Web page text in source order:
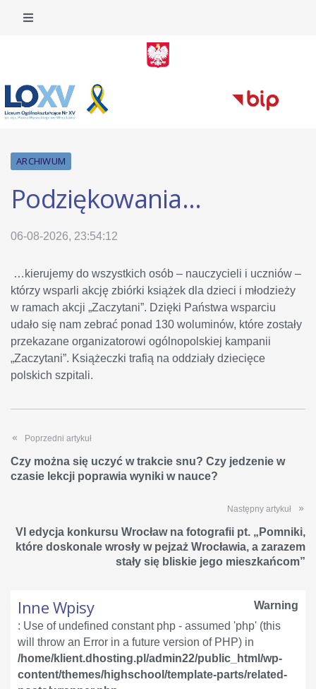
ARCHIWUM
Podziękowania...
06-08-2026, 23:54:12
…kierujemy do wszystkich osób – nauczycieli i uczniów –
którzy wsparli akcję zbiórki książek dla dzieci i młodzieży
w ramach akcji „Zaczytani”. Dzięki Państwa wsparciu
udało się nam zebrać ponad 130 woluminów, które zostały
przekazane organizatorowi ogólnopolskiej kampanii
„Zaczytani”. Książeczki trafią na oddziały dziecięce
polskich szpitali.
Poprzedni artykuł
Czy można się uczyć w trakcie snu? Czy jedzenie w
czasie lekcji poprawia wyniki w nauce?
Następny artykuł
VI edycja konkursu Wrocław na fotografii pt. „Pomniki,
które doskonale wrosły w pejzaż Wrocławia, a zarazem
stały się bliskie jego mieszkańcom”
Inne Wpisy
Warning
: Use of undefined constant php - assumed 'php' (this
will throw an Error in a future version of PHP) in
/home/klient.dhosting.pl/admin22/public_html/wp-
content/themes/highschool/template-parts/related-